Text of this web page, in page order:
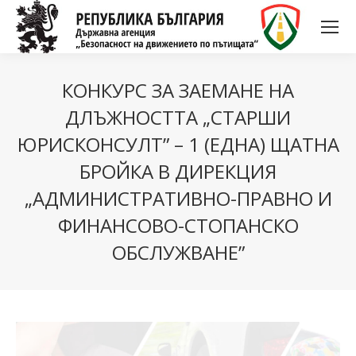
КОНКУРС ЗА ЗАЕМАНЕ НА
ДЛЪЖНОСТТА „СТАРШИ
ЮРИСКОНСУЛТ” – 1 (ЕДНА) ЩАТНА
БРОЙКА В ДИРЕКЦИЯ
„АДМИНИСТРАТИВНО-ПРАВНО И
ФИНАНСОВО-СТОПАНСКО
ОБСЛУЖВАНЕ”